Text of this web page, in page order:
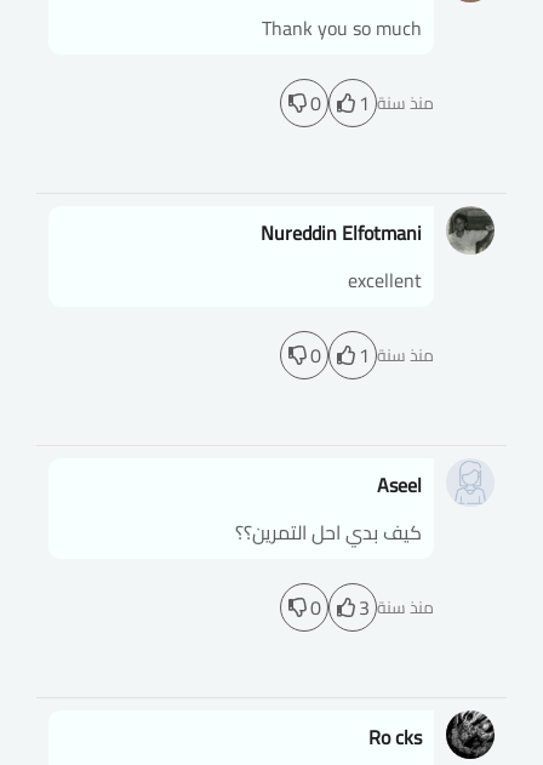
Thank you so much
منذ سنة 1
0
Nureddin Elfotmani
excellent
منذ سنة 1
0
Aseel
كيف بدي احل التمرين؟؟
منذ سنة 3
0
Ro cks